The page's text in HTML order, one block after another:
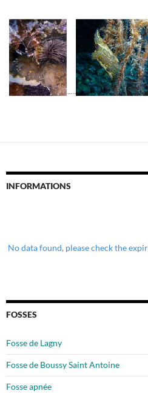
INFORMATIONS
FOSSES
Fosse de Lagny
Fosse de Boussy Saint Antoine
Fosse apnée